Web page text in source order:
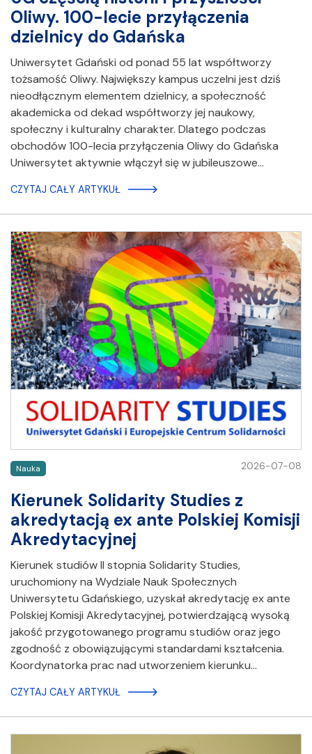
Oliwy. 100-lecie przyłączenia
dzielnicy do Gdańska
Uniwersytet Gdański od ponad 55 lat współtworzy
tożsamość Oliwy. Największy kampus uczelni jest dziś
nieodłącznym elementem dzielnicy, a społeczność
akademicka od dekad współtworzy jej naukowy,
społeczny i kulturalny charakter. Dlatego podczas
obchodów 100-lecia przyłączenia Oliwy do Gdańska
Uniwersytet aktywnie włączył się w jubileuszowe…
CZYTAJ CAŁY ARTYKUŁ
Nauka 2026-07-08
Kierunek Solidarity Studies z
akredytacją ex ante Polskiej Komisji
Akredytacyjnej
Kierunek studiów II stopnia Solidarity Studies,
uruchomiony na Wydziale Nauk Społecznych
Uniwersytetu Gdańskiego, uzyskał akredytację ex ante
Polskiej Komisji Akredytacyjnej, potwierdzającą wysoką
jakość przygotowanego programu studiów oraz jego
zgodność z obowiązującymi standardami kształcenia.
Koordynatorka prac nad utworzeniem kierunku…
CZYTAJ CAŁY ARTYKUŁ